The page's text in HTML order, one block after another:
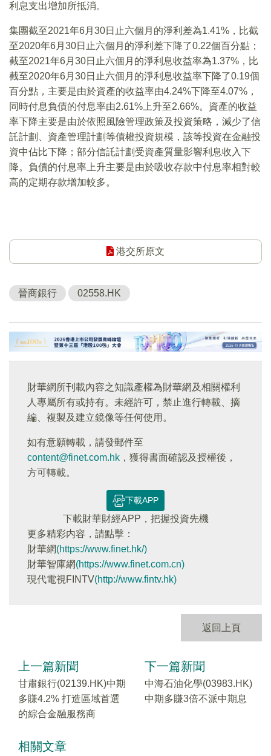
利息支出增加所抵消。
集團截至2021年6月30日止六個月的淨利差為1.41%，比截
至2020年6月30日止六個月的淨利差下降了0.22個百分點；
截至2021年6月30日止六個月的淨利息收益率為1.37%，比
截至2020年6月30日止六個月的淨利息收益率下降了0.19個
百分點，主要是由於資產的收益率由4.24%下降至4.07%，
同時付息負債的付息率由2.61%上升至2.66%。資產的收益
率下降主要是由於依照風險管理政策及投資策略，減少了信
託計劃、資產管理計劃等債權投資規模，該等投資在金融投
資中佔比下降；部分信託計劃受資產質量影響利息收入下
降。負債的付息率上升主要是由於吸收存款中付息率相對較
高的定期存款增加較多。
港交所原文
晉商銀行 02558.HK
財華網所刊載內容之知識產權為財華網及相關權利
人專屬所有或持有。未經許可，禁止進行轉載、摘
編、複製及建立鏡像等任何使用。
如有意願轉載，請發郵件至
content@finet.com.hk ，獲得書面確認及授權後，
方可轉載。
下載APP
下載財華財經APP，把握投資先機
更多精彩内容，請點擊：
財華網(https://www.finet.hk/)
財華智庫網(https://www.finet.com.cn)
現代電視FINTV(http://www.fintv.hk)
返回上頁
上一篇新聞
甘肅銀行(02139.HK)中期
多賺4.2% 打造區域首選
的綜合金融服務商
下一篇新聞
中海石油化學(03983.HK)
中期多賺3倍不派中期息
相關文章